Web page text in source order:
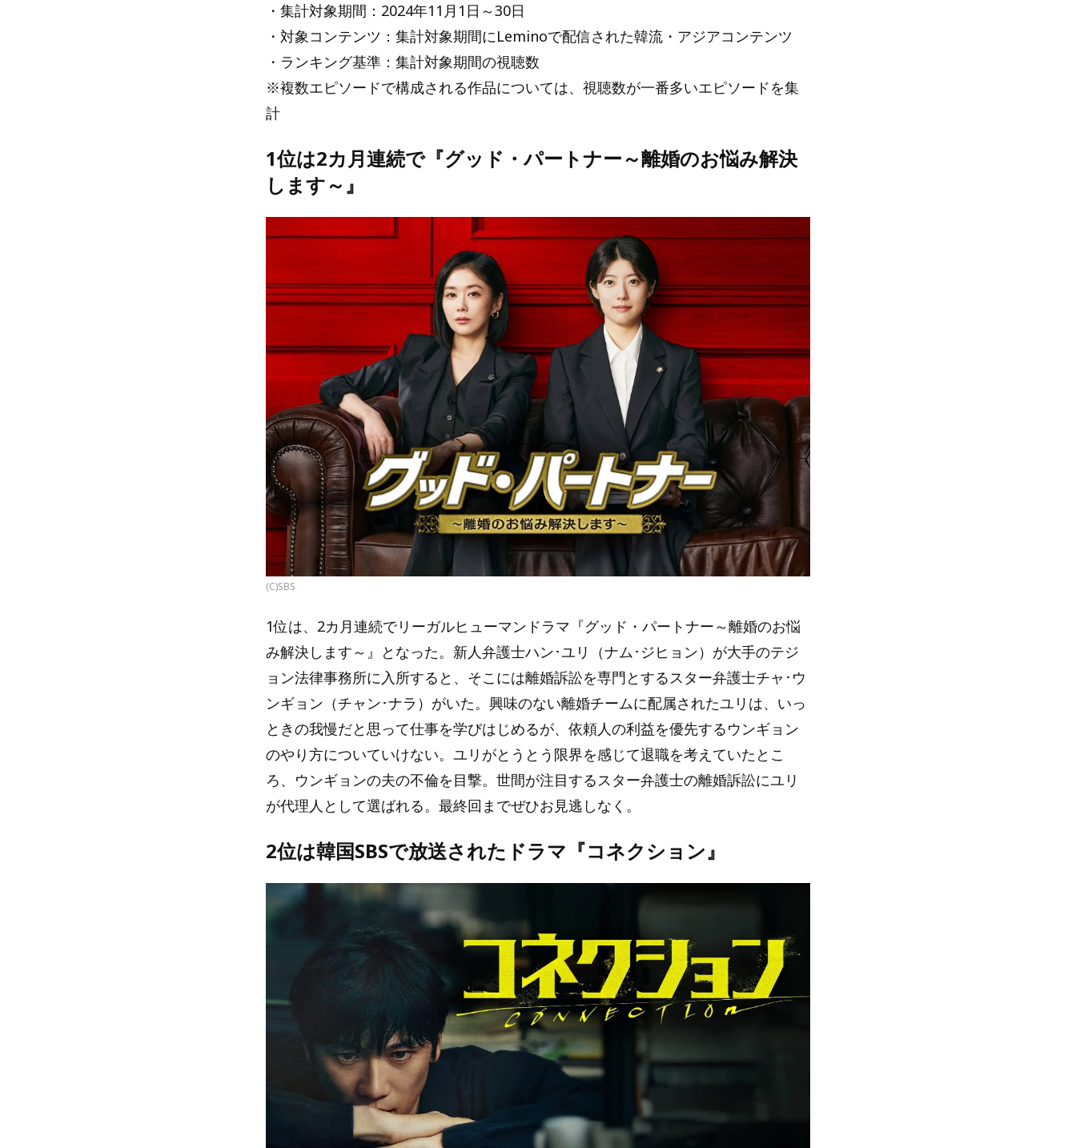
・集計対象期間：2024年11月1日～30日
・対象コンテンツ：集計対象期間にLeminoで配信された韓流・アジアコンテンツ
・ランキング基準：集計対象期間の視聴数
※複数エピソードで構成される作品については、視聴数が一番多いエピソードを集
計
1位は2カ月連続で『グッド・パートナー～離婚のお悩み解決
します～』
(C)SBS
1位は、2カ月連続でリーガルヒューマンドラマ『グッド・パートナー～離婚のお悩
み解決します～』となった。新人弁護士ハン･ユリ（ナム･ジヒョン）が大手のテジ
ョン法律事務所に入所すると、そこには離婚訴訟を専門とするスター弁護士チャ･ウ
ンギョン（チャン･ナラ）がいた。興味のない離婚チームに配属されたユリは、いっ
ときの我慢だと思って仕事を学びはじめるが、依頼人の利益を優先するウンギョン
のやり方についていけない。ユリがとうとう限界を感じて退職を考えていたとこ
ろ、ウンギョンの夫の不倫を目撃。世間が注目するスター弁護士の離婚訴訟にユリ
が代理人として選ばれる。最終回までぜひお見逃しなく。
2位は韓国SBSで放送されたドラマ『コネクション』